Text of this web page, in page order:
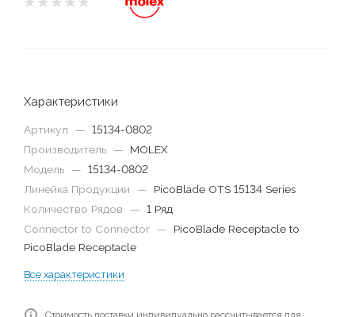
Характеристики
Артикул — 15134-0802
Производитель
—
MOLEX
Модель
— 15134-0802
Линейка Продукции
—
PicoBlade OTS 15134 Series
Количество Рядов
— 1 Ряд
Connector to Connector
—
PicoBlade Receptacle to
PicoBlade Receptacle
Все характеристики
Стоимость доставки индивидуально рассчитывается для